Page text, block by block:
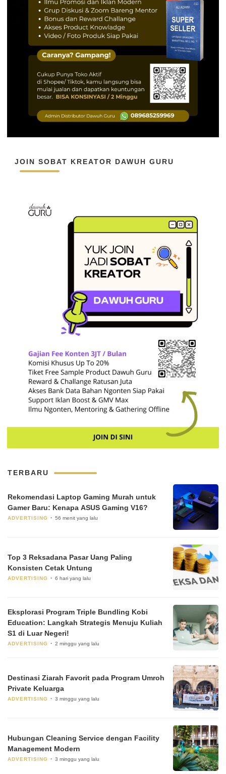
JOIN SOBAT KREATOR DAWUH GURU
TERBARU
Rekomendasi Laptop Gaming Murah untuk
Gamer Baru: Kenapa ASUS Gaming V16?
ADVERTISING 56 menit yang lalu
Top 3 Reksadana Pasar Uang Paling
Konsisten Cetak Untung
ADVERTISING 6 hari yang lalu
Eksplorasi Program Triple Bundling Kobi
Education: Langkah Strategis Menuju Kuliah
S1 di Luar Negeri!
ADVERTISING 2 minggu yang lalu
Destinasi Ziarah Favorit pada Program Umroh
Private Keluarga
ADVERTISING 3 minggu yang lalu
Hubungan Cleaning Service dengan Facility
Management Modern
ADVERTISING 3 minggu yang lalu